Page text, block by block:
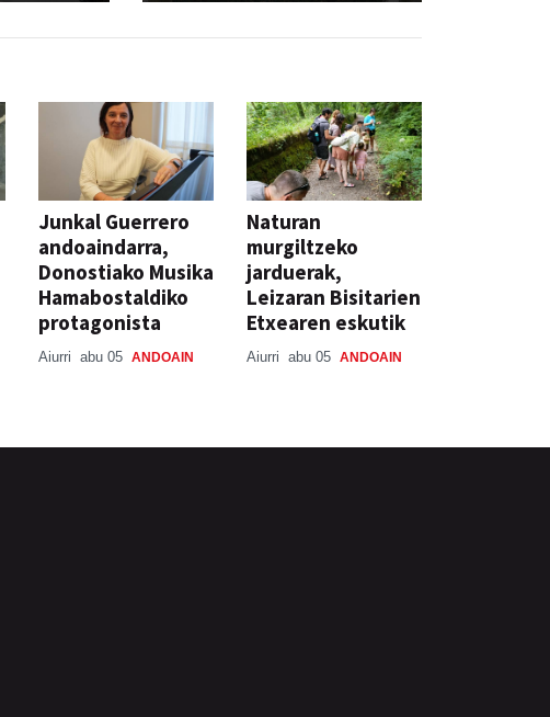
Junkal Guerrero
andoaindarra,
Donostiako Musika
Hamabostaldiko
protagonista
Aiurri abu 05 ANDOAIN
Naturan
murgiltzeko
jarduerak,
Leizaran Bisitarien
Etxearen eskutik
Aiurri abu 05 ANDOAIN